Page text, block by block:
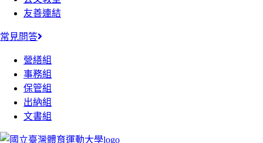
友善連結
常見問答
營繕組
事務組
保管組
出納組
文書組